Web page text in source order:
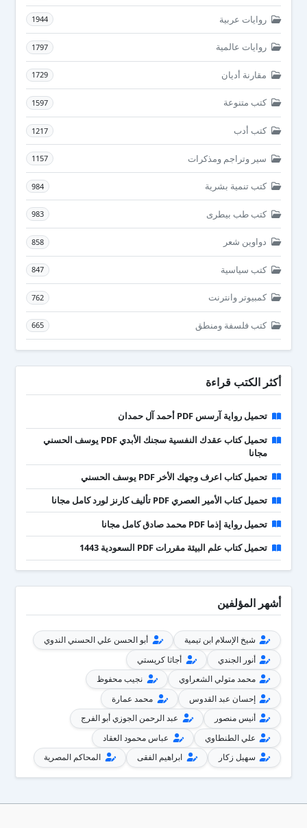
روايات عربية 1944
روايات عالمية 1797
مقارنة أديان 1729
كتب متنوعة 1597
كتب أدب 1217
سير وتراجم ومذكرات 1157
كتب تنمية بشرية 984
كتب طب بيطرى 983
دواوين شعر 858
كتب سياسية 847
كمبيوتر وانترنت 762
كتب فلسفة ومنطق 665
أكثر الكتب قراءة
تحميل رواية آرسس PDF أحمد آل حمدان
تحميل كتاب عقدك النفسية سجنك الأبدي PDF يوسف الحسني
مجانا
تحميل كتاب اعرف وجهك الأخر PDF يوسف الحسني
تحميل كتاب الأمير العصري PDF تأليف كارنز لورد كامل مجانا
تحميل رواية إذما PDF محمد صادق كامل مجانا
تحميل كتاب علم البيئة مقررات PDF السعودية 1443
أشهر المؤلفين
شيخ الإسلام ابن تيمية
أبو الحسن علي الحسني الندوي
أنور الجندي
أجاثا كريستي
محمد متولي الشعراوي
نجيب محفوظ
إحسان عبد القدوس
محمد عمارة
أنيس منصور
عبد الرحمن الجوزي أبو الفرج
علي الطنطاوي
عباس محمود العقاد
سهيل زكار
ابراهيم الفقى المحاكم المصرية